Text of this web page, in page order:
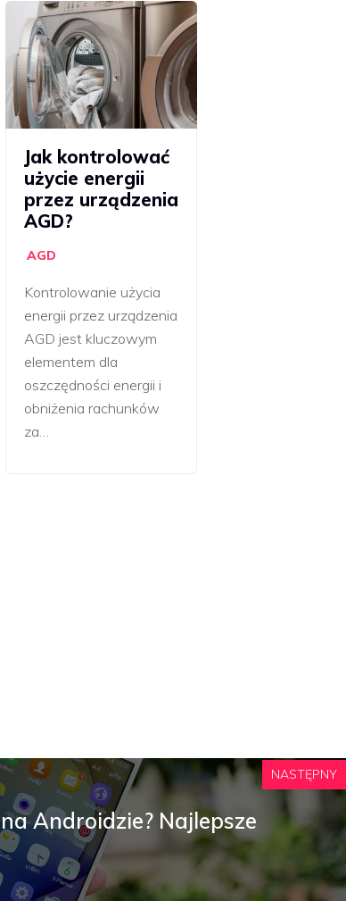
Jak kontrolować
użycie energii
przez urządzenia
AGD?
AGD
Kontrolowanie użycia
energii przez urządzenia
AGD jest kluczowym
elementem dla
oszczędności energii i
obniżenia rachunków
za…
NASTĘPNY
Androidzie? Najlepsze